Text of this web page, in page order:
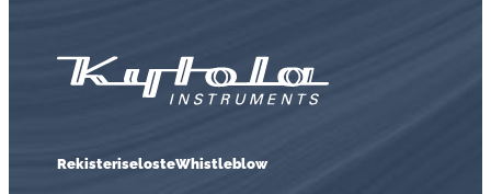
RekisteriselosteWhistleblow